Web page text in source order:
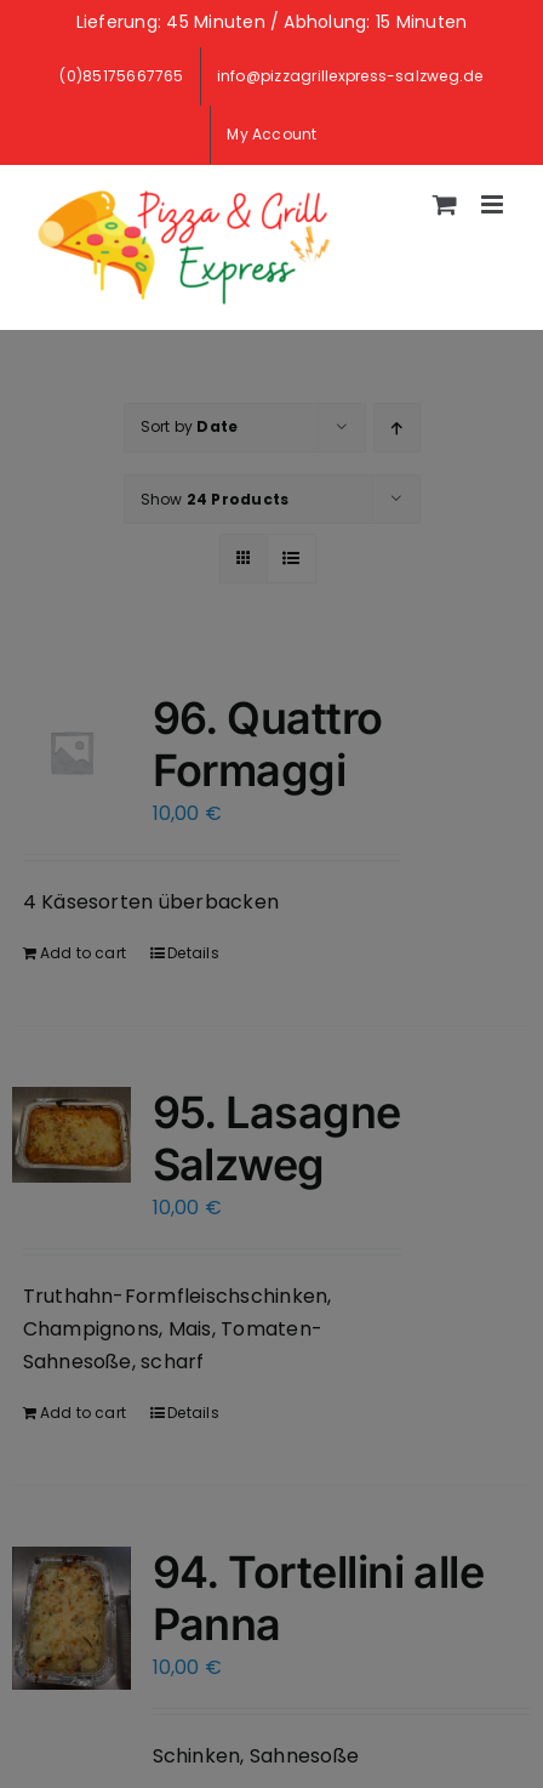
content
Lieferung: 45 Minuten / Abholung: 15 Minuten
(0)85175667765 info@pizzagrillexpress-salzweg.de
My Account
Sort by Date
Show 24 Products
96. Quattro
Formaggi
10,00 €
4 Käsesorten überbacken
Add to cart Details
95. Lasagne
Salzweg
10,00 €
Truthahn-Formfleischschinken,
Champignons, Mais, Tomaten-
Sahnesoße, scharf
Add to cart Details
94. Tortellini alle
Panna
10,00 €
Schinken, Sahnesoße